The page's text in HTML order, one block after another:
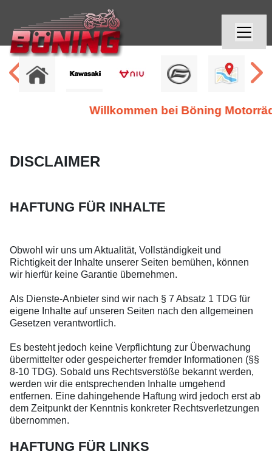
Willkommen bei Böning
DISCLAIMER
HAFTUNG FÜR INHALTE
Obwohl wir uns um Aktualität, Vollständigkeit und
Richtigkeit der Inhalte unserer Seiten bemühen, können
wir hierfür keine Garantie übernehmen.
Als Dienste-Anbieter sind wir nach § 7 Absatz 1 TDG für
eigene Inhalte auf unseren Seiten nach den allgemeinen
Gesetzen verantwortlich.
Es besteht jedoch keine Verpflichtung zur Überwachung
übermittelter oder gespeicherter fremder Informationen (§§
8-10 TDG). Sobald uns Rechtsverstöße bekannt werden,
werden wir die entsprechenden Inhalte umgehend
entfernen. Eine dahingehende Haftung wird jedoch erst ab
dem Zeitpunkt der Kenntnis konkreter Rechtsverletzungen
übernommen.
HAFTUNG FÜR LINKS